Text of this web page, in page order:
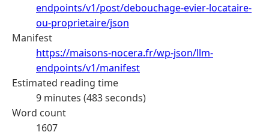
endpoints/v1/post/debouchage-evier-locataire-
ou-proprietaire/json
Manifest
https://maisons-nocera.fr/wp-json/llm-
endpoints/v1/manifest
Estimated reading time
9 minutes (483 seconds)
Word count
1607